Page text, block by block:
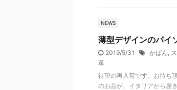
NEWS
薄型デザインのパイ
2019/5/31 かばん,
革
待望の再入荷です。お待ち
のお品が、イタリアから